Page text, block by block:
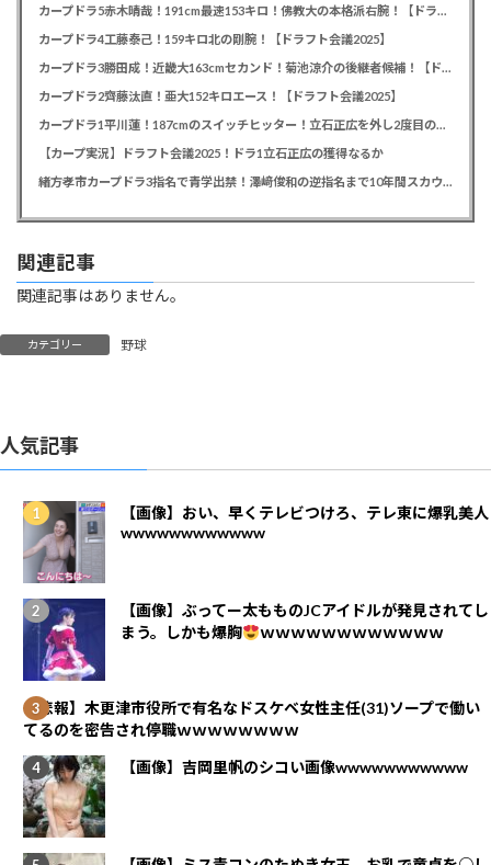
カープドラ4工藤泰己！159キロ北の剛腕！【ドラフト会議2025】
カープドラ2齊藤汰直！亜大152キロエース！【ドラフト会議2025】
【カープ実況】ドラフト会議2025！ドラ1立石正広の獲得なるか
関連記事
関連記事はありません。
カテゴリー 野球
人気記事
【画像】おい、早くテレビつけろ、テレ東に爆乳美人
wwwwwwwwwwww
【画像】ぶってー太もものJCアイドルが発見されてし
まう。しかも爆胸
ｗｗｗｗｗｗｗｗｗｗｗｗ
【悲報】木更津市役所で有名なドスケベ女性主任(31)ソープで働い
てるのを密告され停職ｗｗｗｗｗｗｗｗ
【画像】吉岡里帆のシコい画像wwwwwwwwwww